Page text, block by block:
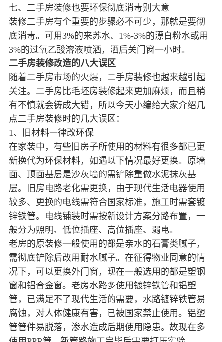
七、二手房装修也要环保彻底消毒别大意
装修二手房有个重要的步骤必不可少，那就是要彻
底消毒。可用3%的来苏水、1%-3%的漂白粉水或用
3%的过氧乙酸溶液喷洒，洒后关门窗一小时。
二手房装修改造的八大误区
随着二手房市场的火爆，二手房装修也越来越引起
关注。二手房比毛坯房装修起来更加麻烦，而且稍
有不慎就会铸成大错，所以今天小编给大家介绍几
点二手房装修时的几大误区：
1、旧材料一律改环保
在家装中，有些旧房子所使用的材料有很多都已更
新换代为环保材料，如遇以下情况最好更换。原墙
面、顶面基层是沙灰墙的需铲除重做水泥抹灰基
层。旧房电路老化需更换，由于现代生活电器使用
较多、更换的电线需符合国家标准，施工时需套镀
锌铁管。电线铺装时需按新设计方案分路布置，一
般分为照明、低位插座、高位插座、弱电。
老房的原装修一般使用的都是亲水的石膏类腻子，
需彻底铲除后改用耐水腻子。在征得物业同意的情
况下，可以更换外门窗，现在一般选用的都是塑钢
窗和铝合金窗。老房水路多使用镀锌铁管和铝塑
管，已满足不了现代生活的需要，水路镀锌铁管易
腐蚀，对人体健康有害，已被国家禁止使用。铝塑
管管件易脱落，渗水造成后期使用隐患。故现在多